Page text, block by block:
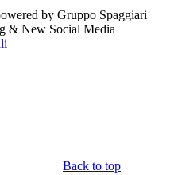
by Gruppo Spaggiari
& New Social Media
Back to top